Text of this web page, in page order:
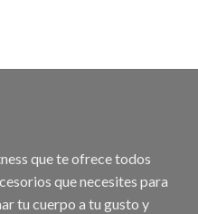
que te ofrece todos
que necesites para
tu cuerpo a tu gusto y